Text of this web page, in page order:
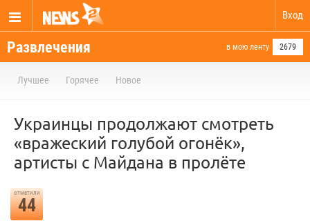
Вход
Развлечения в мою ленту 2679
Лучшее Горячее Новое
Украинцы продолжают смотреть
«вражеский голубой огонёк»,
артисты с Майдана в пролёте
отметили
44